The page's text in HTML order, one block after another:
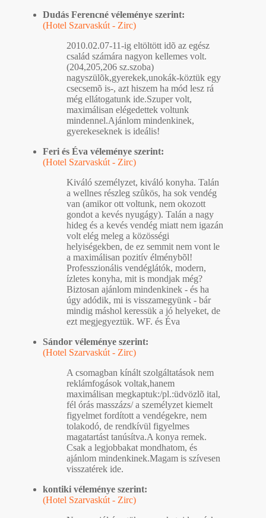
Dudás Ferencné véleménye szerint:
(Hotel Szarvaskút - Zirc)
2010.02.07-11-ig eltöltött idõ az egész
család számára nagyon kellemes volt.
(204,205,206 sz.szoba)
nagyszülõk,gyerekek,unokák-köztük egy
csecsemõ is-, azt hiszem ha mód lesz rá
még ellátogatunk ide.Szuper volt,
maximálisan elégedettek voltunk
mindennel.Ajánlom mindenkinek,
gyerekeseknek is ideális!
Feri és Éva véleménye szerint:
(Hotel Szarvaskút - Zirc)
Kiváló személyzet, kiváló konyha. Talán
a wellnes részleg szûkös, ha sok vendég
van (amikor ott voltunk, nem okozott
gondot a kevés nyugágy). Talán a nagy
hideg és a kevés vendég miatt nem igazán
volt elég meleg a közösségi
helyiségekben, de ez semmit nem vont le
a maximálisan pozitív élménybõl!
Professzionális vendéglátók, modern,
ízletes konyha, mit is mondjak még?
Biztosan ajánlom mindenkinek - és ha
úgy adódik, mi is visszamegyünk - bár
mindig máshol keressük a jó helyeket, de
ezt megjegyeztük. WF. és Éva
Sándor véleménye szerint:
(Hotel Szarvaskút - Zirc)
A csomagban kínált szolgáltatások nem
reklámfogások voltak,hanem
maximálisan megkaptuk:/pl.:üdvözlõ ital,
fél órás masszázs/ a személyzet kiemelt
figyelmet fordított a vendégekre, nem
tolakodó, de rendkívül figyelmes
magatartást tanúsítva.A konya remek.
Csak a legjobbakat mondhatom, és
ajánlom mindenkinek.Magam is szívesen
visszatérek ide.
kontiki véleménye szerint:
(Hotel Szarvaskút - Zirc)